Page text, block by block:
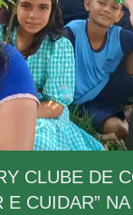
CLUBE DE
E CUIDAR”